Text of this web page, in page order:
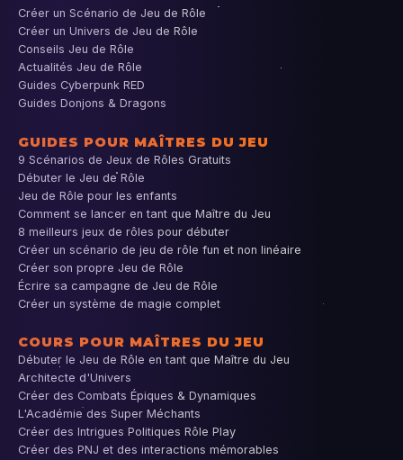
Créer un Scénario de Jeu de Rôle
Créer un Univers de Jeu de Rôle
Conseils Jeu de Rôle
Actualités Jeu de Rôle
Guides Cyberpunk RED
Guides Donjons & Dragons
GUIDES POUR MAÎTRES DU JEU
9 Scénarios de Jeux de Rôles Gratuits
Débuter le Jeu de Rôle
Jeu de Rôle pour les enfants
Comment se lancer en tant que Maître du Jeu
8 meilleurs jeux de rôles pour débuter
Créer un scénario de jeu de rôle fun et non linéaire
Créer son propre Jeu de Rôle
Écrire sa campagne de Jeu de Rôle
Créer un système de magie complet
COURS POUR MAÎTRES DU JEU
Débuter le Jeu de Rôle en tant que Maître du Jeu
Architecte d'Univers
Créer des Combats Épiques & Dynamiques
L'Académie des Super Méchants
Créer des Intrigues Politiques Rôle Play
Créer des PNJ et des interactions mémorables